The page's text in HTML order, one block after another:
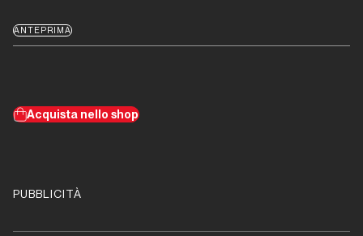
ANTEPRIMA
Acquista nello shop
PUBBLICITÀ